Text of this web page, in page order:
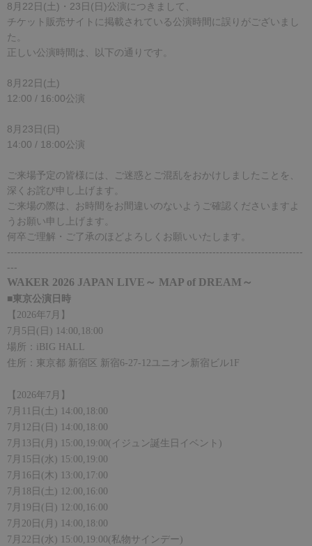
8月22日(土)・23日(日)公演につきまして、
チケット販売サイトに掲載されている公演時間に誤りがございまし
た。
正しい公演時間は、以下の通りです。
8月22日(土)
12:00 / 16:00公演
8月23日(日)
14:00 / 18:00公演
ご来場予定の皆様には、ご迷惑とご混乱をおかけしましたことを、
深くお詫び申し上げます。
ご来場の際は、お時間をお間違いのないようご確認くださいますよ
うお願い申し上げます。
何卒ご理解・ご了承のほどよろしくお願いいたします。
-------------------------------------------------------------------------------------
---
WAKER 2026 JAPAN LIVE～ MAP of DREAM ～
■東京公演日時
【 2026年7 月】
7 月 5 日 ( 日 ) 14:00,18:00
場所： iBIG HALL
住所： 東京都 新宿 区 新宿6-27-12ユニオン新宿ビル 1F
【 2026年7 月】
7 月 日 ( 土 ) 14:00,18:00
7 月 12 日 ( 日 ) 14:00,18:00
7 月 13 日 ( 月 ) 15:00,19:00( イジュン誕生日イベント )
7 月 15 日 ( 水 ) 15:00,19:00
7 月 16 日 ( 木 ) 13:00,17:00
7 月 18 日 ( 土 ) 12:00,16:00
7 月 19 日 ( 日 ) 12:00,16:00
7 月 20 日 ( 月
) 14:00,18:00
7 月 22 日 ( 水 ) 15:00,19:00(私物サインデー)